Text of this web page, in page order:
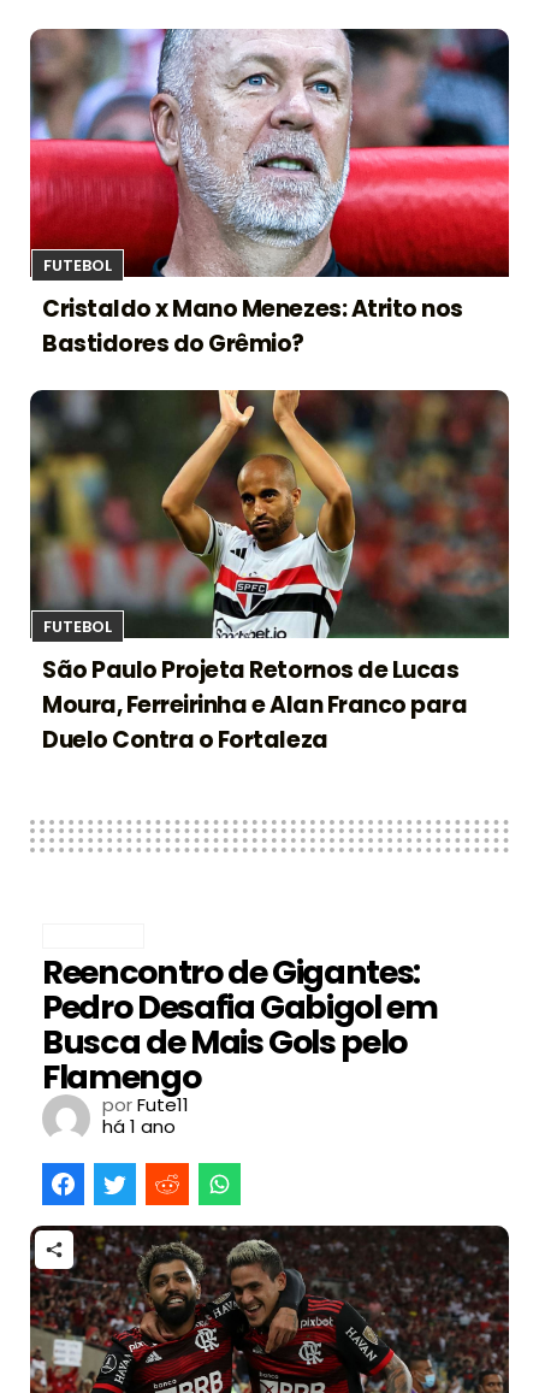
FUTEBOL
Cristaldo x Mano Menezes: Atrito nos
Bastidores do Grêmio?
FUTEBOL
São Paulo Projeta Retornos de Lucas
Moura, Ferreirinha e Alan Franco para
Duelo Contra o Fortaleza
Reencontro de Gigantes:
Pedro Desafia Gabigol em
Busca de Mais Gols pelo
Flamengo
porFute11
há 1 ano